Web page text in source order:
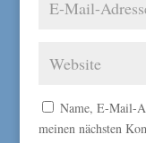
Name, E-Mail-
meinen nächsten